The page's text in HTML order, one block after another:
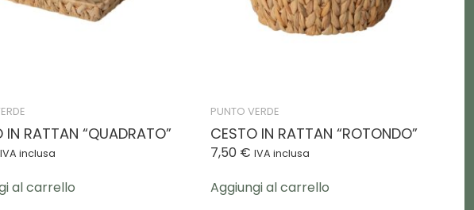
IN RATTAN “QUADRATO”
IVA inclusa
al carrello
PUNTO VERDE
CESTO IN RATTAN “ROTONDO”
7,50 € IVA inclusa
Aggiungi al carrello